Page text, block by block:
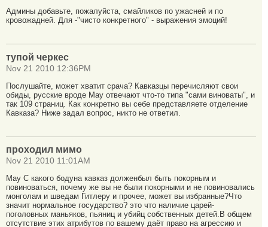
Админы добавьте, пожалуйста, смайликов по ужасней и по
кровожадней. Для -"чисто конкретного" - выражения эмоций!
тупой черкес
Nov 21 2010 12:36PM
Послушайте, может хватит срача? Кавказцы перечисляют свои
обиды, русские вроде Мау отвечают что-то типа "сами виноваты", и
так 109 страниц. Как конкретно вы себе представляете отделение
Кавказа? Ниже задал вопрос, никто не ответил.
проходил мимо
Nov 21 2010 11:01AM
May С какого бодуна кавказ долженбыл быть покорным и
повиноваться, почему же вы не были покорными и не повиновались
монголам и шведам Гитлеру и прочее, может вы избранные?Что
значит нормальное государство? это что наличие царей-
поголовных маньяков, пьяниц и убийц собственных детей.В общем
отсутствие этих атрибутов по вашему даёт право на агрессию и